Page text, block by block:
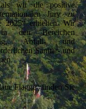
wir die positive
Jury zu
2025“ erhielten. Wir
den Bereichen
Abfall- und
Sanitär- und
Flagge“ finden Sie